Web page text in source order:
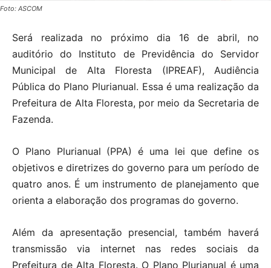
Foto: ASCOM
Será realizada no próximo dia 16 de abril, no
auditório do Instituto de Previdência do Servidor
Municipal de Alta Floresta (IPREAF), Audiência
Pública do Plano Plurianual. Essa é uma realização da
Prefeitura de Alta Floresta, por meio da Secretaria de
Fazenda.
O Plano Plurianual (PPA) é uma lei que define os
objetivos e diretrizes do governo para um período de
quatro anos. É um instrumento de planejamento que
orienta a elaboração dos programas do governo.
Além da apresentação presencial, também haverá
transmissão via internet nas redes sociais da
Prefeitura de Alta Floresta. O Plano Plurianual é uma